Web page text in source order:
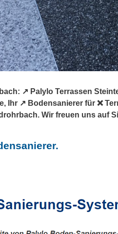
↗️ Palylo Terrassen
Ihr ↗️ Bodensanierer für ❌
Wir freuen uns auf